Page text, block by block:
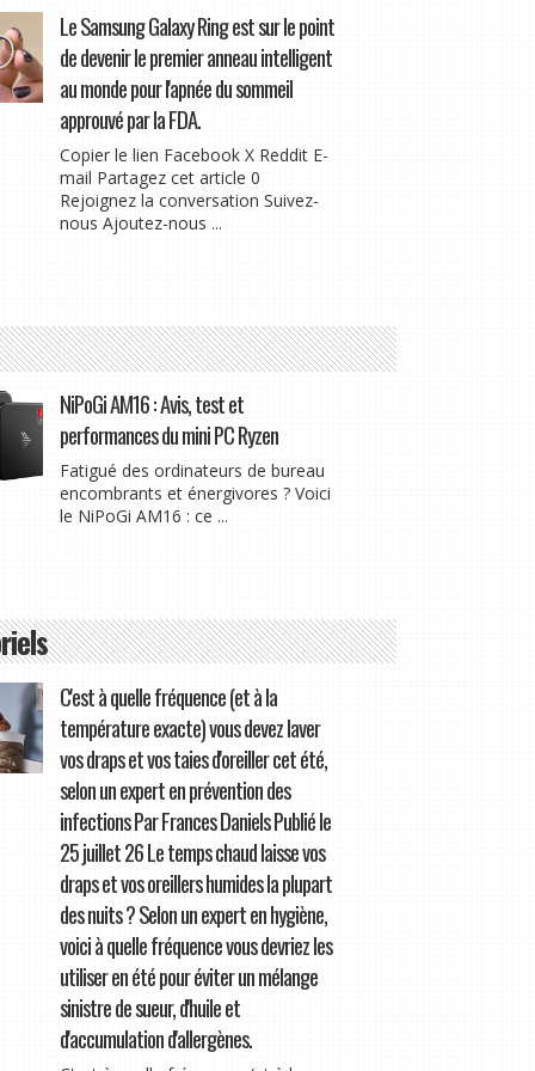
Le Samsung Galaxy Ring est sur le point
de devenir le premier anneau intelligent
au monde pour l'apnée du sommeil
approuvé par la FDA.
Copier le lien Facebook X Reddit E-
mail Partagez cet article 0
Rejoignez la conversation Suivez-
nous Ajoutez-nous ...
NiPoGi AM16 : Avis, test et
performances du mini PC Ryzen
Fatigué des ordinateurs de bureau
encombrants et énergivores ? Voici
le NiPoGi AM16 : ce ...
C'est à quelle fréquence (et à la
température exacte) vous devez laver
vos draps et vos taies d'oreiller cet été,
selon un expert en prévention des
infections Par Frances Daniels Publié le
25 juillet 26 Le temps chaud laisse vos
draps et vos oreillers humides la plupart
des nuits ? Selon un expert en hygiène,
voici à quelle fréquence vous devriez les
utiliser en été pour éviter un mélange
sinistre de sueur, d'huile et
d'accumulation d'allergènes.